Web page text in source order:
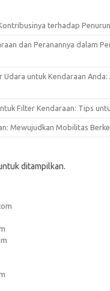
terhadap
dan Peranannya dalam
Udara untuk Kendaraan Anda:
Filter Kendaraan: Tips
Mewujudkan Mobilitas
ditampilkan.